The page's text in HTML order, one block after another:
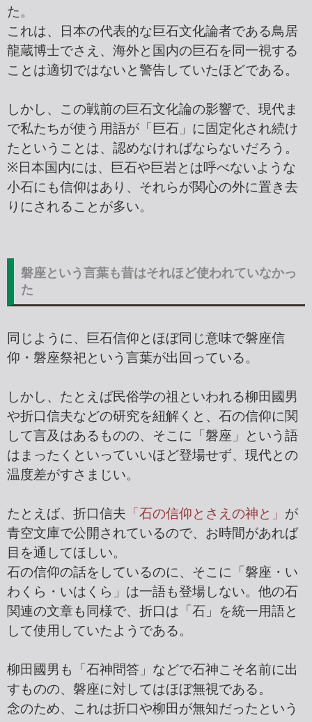
た。
これは、日本の代表的な巨石文化論者である鳥居
龍蔵博士でさえ、海外と国内の巨石を同一視する
ことは適切ではないと警告していたほどである。
しかし、この戦前の巨石文化論の影響で、現代ま
で私たちが使う用語が「巨石」に固定化され続け
たということは、認めなければならないだろう。
※日本国内には、巨石や巨岩とは呼べないような
小石にも信仰はあり、それらが関心の外に置き去
りにされることが多い。
磐座という言葉も昔はそれほど使われていなかっ
た
同じように、巨石信仰とほぼ同じ意味で磐座信
仰・磐座祭祀という言葉が出回っている。
しかし、たとえば民俗学の祖といわれる柳田國男
や折口信夫などの研究を紐解くと、石の信仰に関
して言及はあるものの、そこに「磐座」という語
はまったくといっていいほど登場せず、現代との
温度差がすさまじい。
たとえば、折口信夫 「石の信仰とさえの神と」 が
青空文庫で公開されているので、お時間があれば
目を通してほしい。
石の信仰の話をしているのに、そこに「磐座・い
わくら・いはくら」は一語も登場しない。他の石
関連の文章も同様で、折口は「石」を統一用語と
して使用していたようである。
柳田國男も「石神問答」などで石神こそ名前に出
すものの、磐座に対してはほぼ無視である。
念のため、これは折口や柳田が無知だったという